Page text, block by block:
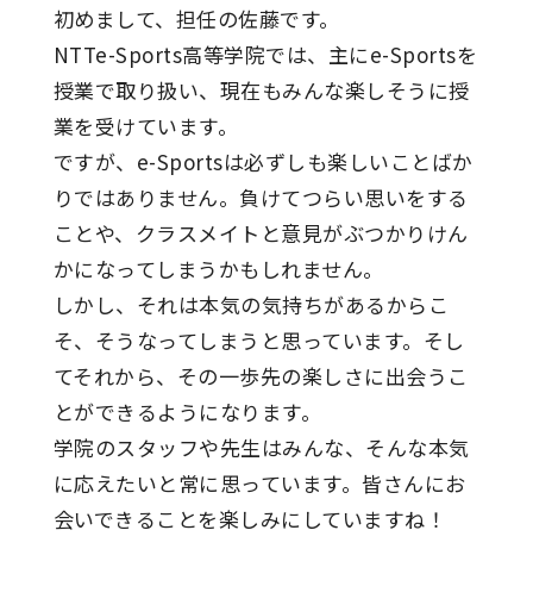
初めまして、担任の佐藤です。
NTTe-Sports高等学院では、主にe-Sportsを
授業で取り扱い、現在もみんな楽しそうに授
業を受けています。
ですが、e-Sportsは必ずしも楽しいことばか
りではありません。負けてつらい思いをする
ことや、クラスメイトと意見がぶつかりけん
かになってしまうかもしれません。
しかし、それは本気の気持ちがあるからこ
そ、そうなってしまうと思っています。そし
てそれから、その一歩先の楽しさに出会うこ
とができるようになります。
学院のスタッフや先生はみんな、そんな本気
に応えたいと常に思っています。皆さんにお
会いできることを楽しみにしていますね！